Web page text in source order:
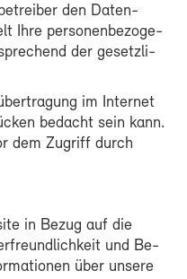
den Da­ten­
Ih­re per­so­nen­be­zo­ge­
der ge­setz­li­
im In­ter­net
be­dacht sein kann.
dem Zu­griff durch
in Be­zug auf die
und Be­
über un­se­re